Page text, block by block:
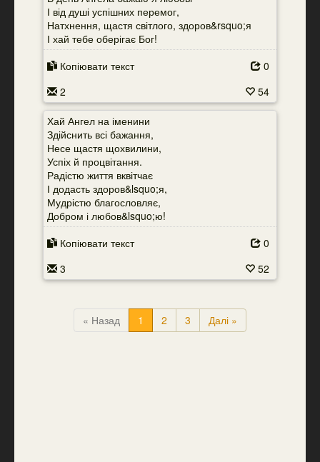
І від душі успішних перемог,
Натхнення, щастя світлого, здоров&rsquo;я
І хай тебе оберігає Бог!
Копіювати текст
0
2
54
Хай Ангел на іменини
Здійснить всі бажання,
Несе щастя щохвилини,
Успіх й процвітання.
Радістю життя вквітчає
І додасть здоров&lsquo;я,
Мудрістю благословляє,
Добром і любов&lsquo;ю!
Копіювати текст
0
3
52
« Назад 1 2 3 Далі »